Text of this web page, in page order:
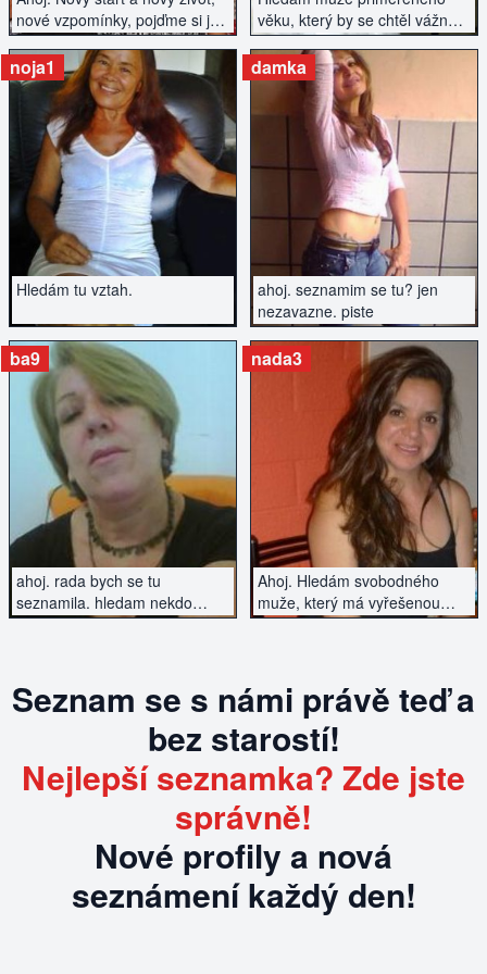
nové vzpomínky, pojďme si je
spolu vytvořit...
věku, který by se chtěl vážně
seznámit. Mám nějaké
závazky, ale jsem připravená
začít znovu. Co ty?
Hledám tu vztah.
noja1
ZOBRAZIT INZERÁT
ahoj. seznamim se tu? jen
nezavazne. piste
damka
ZOBRAZIT INZERÁT
ahoj. rada bych se tu
seznamila. hledam nekdo
volnejsi vztah? jsi sam a nebo
ba9
ZOBRAZIT INZERÁT
Ahoj. Hledám svobodného
muže, který má vyřešenou
minulost. Věk 45-60 let.
nada3
ZOBRAZIT INZERÁT
Seznam se s námi právě teď a
bez starostí!
Nejlepší seznamka? Zde jste
správně!
Nové profily a nová
seznámení každý den!